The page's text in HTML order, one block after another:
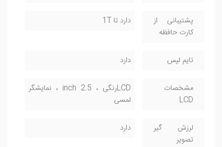
پشتیبانی از
کارت حافظه
دارد تا 1T
تایم لپس دارد
مشخصات
LCD
LCDرنگی ، 2.5 inch ، نمایشگر
لمسی
لرزش گیر
تصویر
دارد